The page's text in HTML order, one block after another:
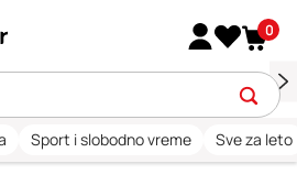
0
Sport i slobodno vreme Sve za leto